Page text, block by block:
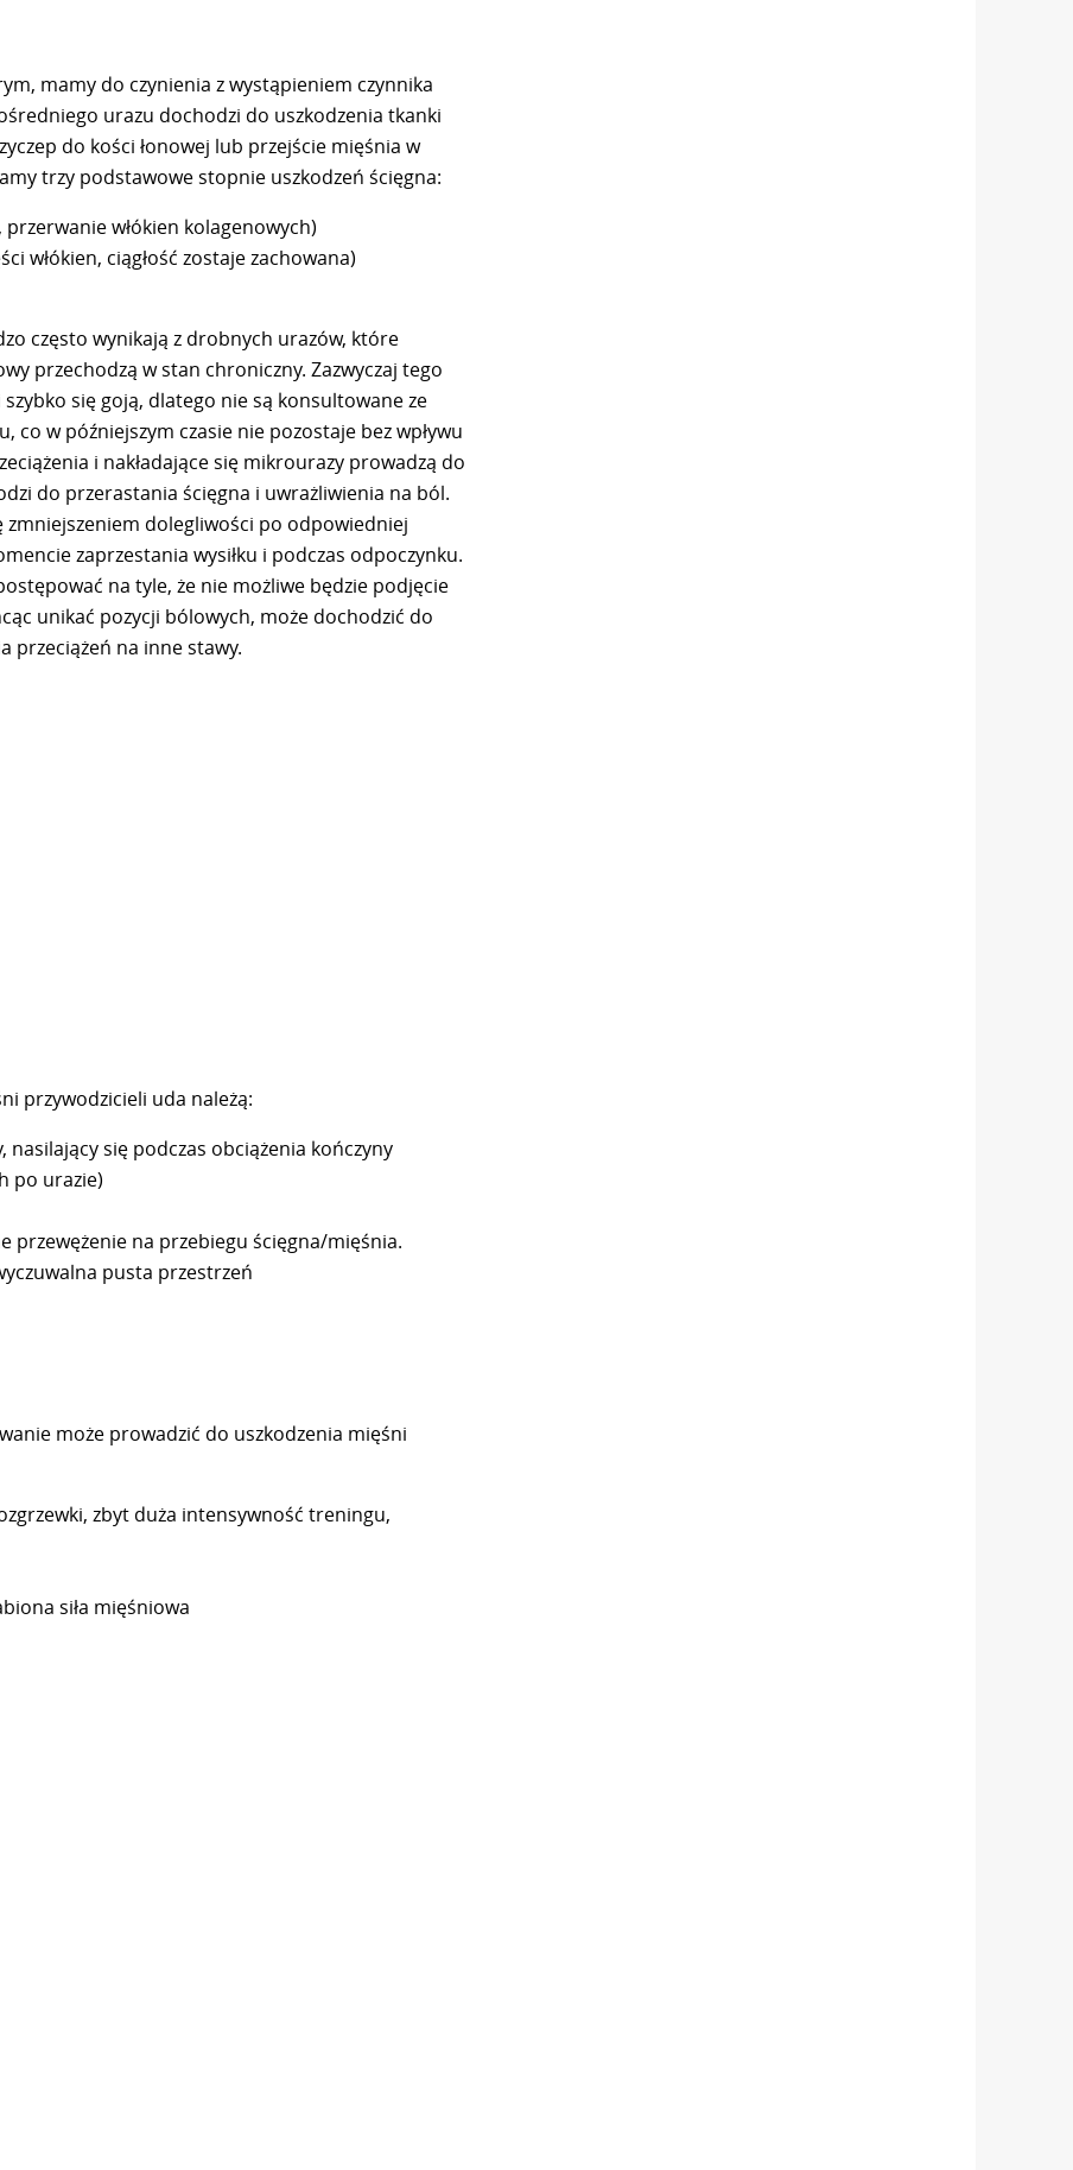
mamy do czynienia z wystąpieniem czynnika
urazu dochodzi do uszkodzenia tkanki
do kości łonowej lub przejście mięśnia w
trzy podstawowe stopnie uszkodzeń ścięgna:
włókien kolagenowych)
włókien, ciągłość zostaje zachowana)
często wynikają z drobnych urazów, które
przechodzą w stan chroniczny. Zazwyczaj tego
się goją, dlatego nie są konsultowane ze
co w późniejszym czasie nie pozostaje bez wpływu
i nakładające się mikrourazy prowadzą do
do przerastania ścięgna i uwrażliwienia na ból.
zmniejszeniem dolegliwości po odpowiedniej
zaprzestania wysiłku i podczas odpoczynku.
na tyle, że nie możliwe będzie podjęcie
unikać pozycji bólowych, może dochodzić do
przeciążeń na inne stawy.
przywodzicieli uda należą:
się podczas obciążenia kończyny
po urazie)
przewężenie na przebiegu ścięgna/mięśnia.
pusta przestrzeń
może prowadzić do uszkodzenia mięśni
zbyt duża intensywność treningu,
siła mięśniowa